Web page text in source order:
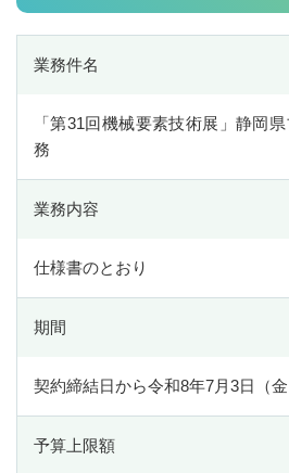
DX・生産性向上チーム
ISO9001内部監査員養成講座
中小企業DX化支援事業
Go-Tech補助事業
業務件名
「第31回機械要素技術展」静岡
務
業務内容
仕様書のとおり
期間
契約締結日から令和8年7月3日（
予算上限額